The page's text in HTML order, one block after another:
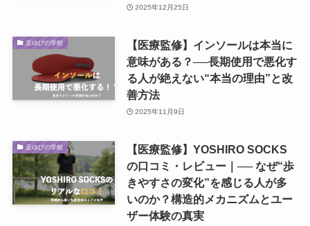
2025年12月25日
足ゆびの学校
【医療監修】インソールは本当に
意味がある？──長期使用で悪化す
る人が絶えない“本当の理由”と改
善方法
2025年11月9日
足ゆびの学校
【医療監修】YOSHIRO SOCKS
の口コミ・レビュー｜── なぜ“歩
きやすさの変化”を感じる人が多
いのか？構造的メカニズムとユー
ザー体験の真実